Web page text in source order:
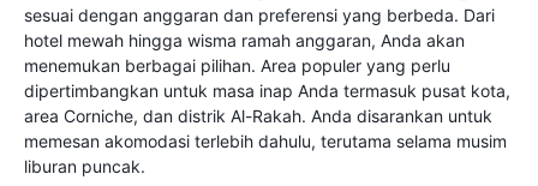
sesuai dengan anggaran dan preferensi yang berbeda. Dari
hotel mewah hingga wisma ramah anggaran, Anda akan
menemukan berbagai pilihan. Area populer yang perlu
dipertimbangkan untuk masa inap Anda termasuk pusat kota,
area Corniche, dan distrik Al-Rakah. Anda disarankan untuk
memesan akomodasi terlebih dahulu, terutama selama musim
liburan puncak.